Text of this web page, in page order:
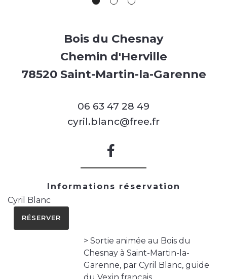
Bois du Chesnay
Chemin d'Herville
78520 Saint-Martin-la-Garenne
06 63 47 28 49
cyril.blanc@free.fr
Informations réservation
Cyril Blanc
RÉSERVER
> Sortie animée au Bois du
Chesnay à Saint-Martin-la-
Garenne, par Cyril Blanc, guide